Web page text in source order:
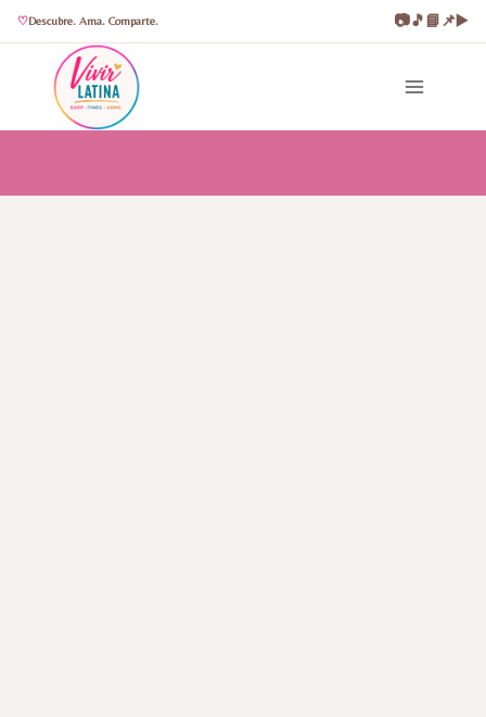
Descubre. Ama. Comparte. 📷🎵📘📌▶️
contenido